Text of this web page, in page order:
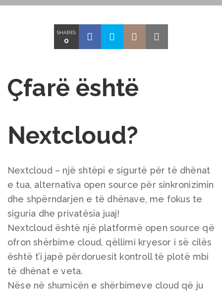
SHARES
0
Çfarë është
Nextcloud?
Nextcloud – një shtëpi e sigurtë për të dhënat
e tua, alternativa open source për sinkronizimin
dhe shpërndarjen e të dhënave, me fokus te
siguria dhe privatësia juaj!
Nextcloud është një platformë open source që
ofron shërbime cloud, qëllimi kryesor i së cilës
është t’i japë përdoruesit kontroll të plotë mbi
të dhënat e veta.
Nëse në shumicën e shërbimeve cloud që ju